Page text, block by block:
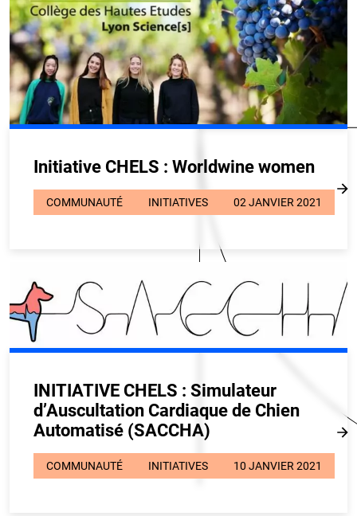
Initiative CHELS : Worldwine women
COMMUNAUTÉ INITIATIVES 02 JANVIER 2021
INITIATIVE CHELS : Simulateur
d’Auscultation Cardiaque de Chien
Automatisé (SACCHA)
COMMUNAUTÉ INITIATIVES 10 JANVIER 2021